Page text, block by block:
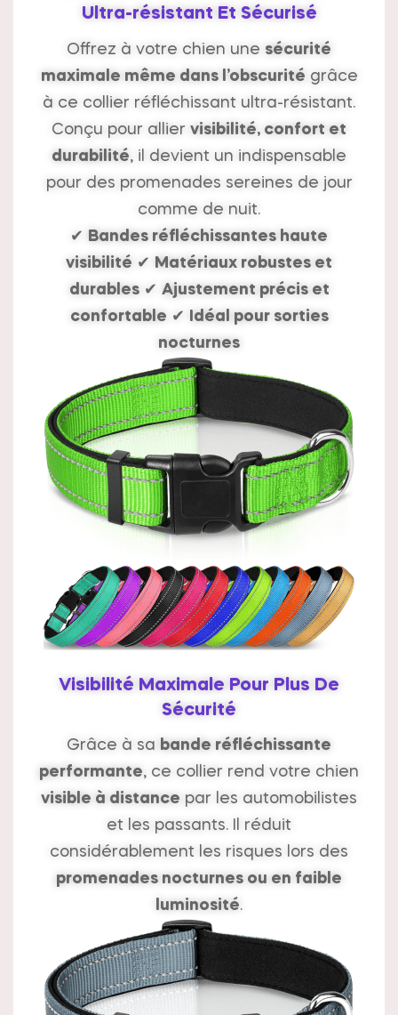
Ultra-résistant Et Sécurisé
Offrez à votre chien une sécurité
maximale même dans l’obscurité grâce
à ce collier réfléchissant ultra-résistant.
Conçu pour allier visibilité, confort et
durabilité, il devient un indispensable
pour des promenades sereines de jour
comme de nuit.
✔ Bandes réfléchissantes haute
visibilité ✔ Matériaux robustes et
durables✔ Ajustement précis et
confortable ✔ Idéal pour sorties
nocturnes
Visibilité Maximale Pour Plus De
Sécurité
Grâce à sa bande réfléchissante
performante, ce collier rend votre chien
visible à distance par les automobilistes
et les passants. Il réduit
considérablement les risques lors des
promenades nocturnes ou en faible
luminosité.